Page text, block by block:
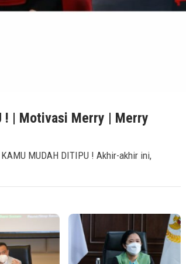
! | Motivasi Merry | Merry
MUDAH DITIPU ! Akhir-akhir ini,